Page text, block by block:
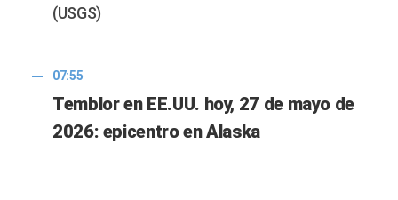
(USGS)
07:55
Temblor en EE.UU. hoy, 27 de mayo de
2026: epicentro en Alaska